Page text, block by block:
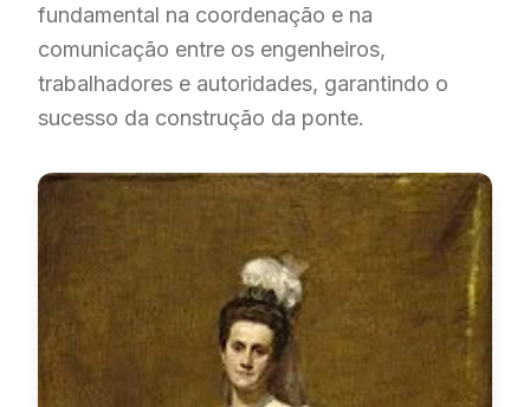
fundamental na coordenação e na
comunicação entre os engenheiros,
trabalhadores e autoridades, garantindo o
sucesso da construção da ponte.